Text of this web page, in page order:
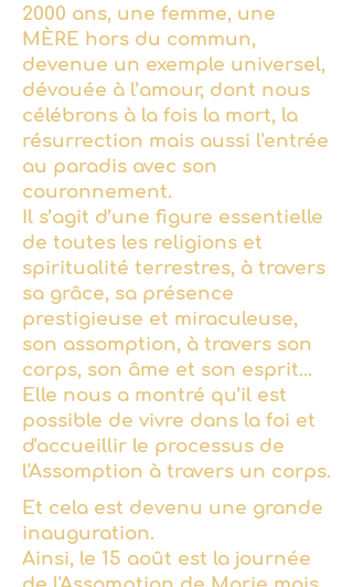
2000 ans, une femme, une
MÈRE hors du commun,
devenue un exemple universel,
dévouée à l’amour, dont nous
célébrons à la fois la mort, la
résurrection mais aussi l'entrée
au paradis avec son
couronnement.
Il s’agit d’une figure essentielle
de toutes les religions et
spiritualité terrestres, à travers
sa grâce, sa présence
prestigieuse et miraculeuse,
son assomption, à travers son
corps, son âme et son esprit...
Elle nous a montré qu’il est
possible de vivre dans la foi et
d'accueillir le processus de
l'Assomption à travers un corps.
Et cela est devenu une grande
inauguration.
Ainsi, le 15 août est la journée